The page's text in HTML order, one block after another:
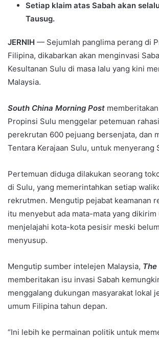
Setiap klaim atas Sabah akan
Tausug.
JERNIH — Sejumlah panglima perang di
Filipina, dikabarkan akan menginvasi
Kesultanan Sulu di masa lalu yang kini
Malaysia.
South China Morning Post
Propinsi Sulu menggelar petemuan
perekrutan 600 pejuang bersenjata, dan
Tentara Kerajaan Sulu, untuk menyerang
Pertemuan diduga dilakukan seorang
di Sulu, yang memerintahkan setiap
rekrutmen. Mengutip pejabat keamanan
itu menyebut ada mata-mata yang dikirim
menjelajahi kota-kota pesisir meski
menyusup.
Mengutip sumber intelejen Malaysia,
memberitakan isu invasi Sabah
menggalang dukungan masyarakat lokal
umum Filipina tahun depan.
“Ini lebih ke permainan politik untuk